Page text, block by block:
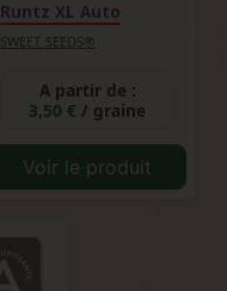
Runtz XL Auto
SWEET SEEDS®
A partir de :
3,50 € / graine
Voir le produit